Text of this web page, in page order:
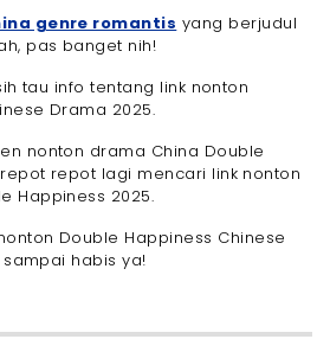
Television
China Double Happiness 2025 Sub
Film/Drama Apapun dengan
Tanpa Hambatan & Harga
genre romantis yang berjudul
pas banget nih!
tau info tentang link nonton
Drama 2025.
nonton drama China Double
repot lagi mencari link nonton
Happiness 2025.
Double Happiness Chinese
habis ya!